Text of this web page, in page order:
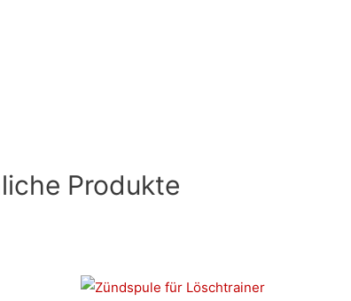
Produkte